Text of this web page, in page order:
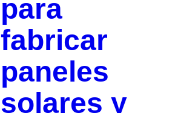
para
fabricar
paneles
solares y